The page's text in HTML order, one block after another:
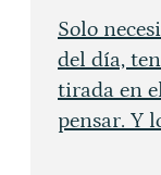
Solo
del día,
tirada en
pensar. Y